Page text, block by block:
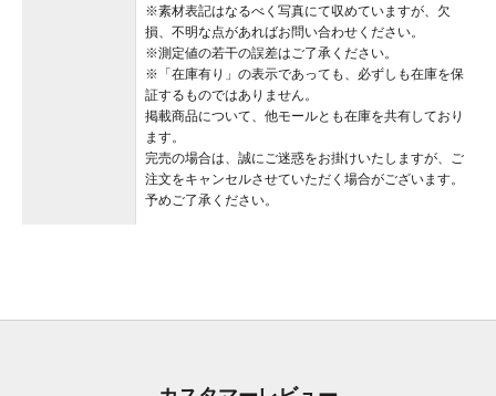
※素材表記はなるべく写真にて収めていますが、欠
損、不明な点があればお問い合わせください。
※測定値の若干の誤差はご了承ください。
※「在庫有り」の表示であっても、必ずしも在庫を保
証するものではありません。
掲載商品について、他モールとも在庫を共有しており
ます。
完売の場合は、誠にご迷惑をお掛けいたしますが、ご
注文をキャンセルさせていただく場合がございます。
予めご了承ください。